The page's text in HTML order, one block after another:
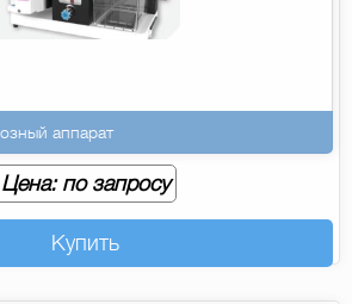
аппарат
Цена: по запросу
Купить